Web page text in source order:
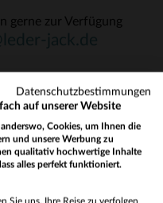
gerne zur Verfügung
PARTNER
Datenschutzbestimmungen
auf unserer Website
Cookies, um Ihnen die
und unsere Werbung zu
qualitativ hochwertige Inhalte
alles perfekt funktioniert.
Sie uns, Ihre Reise zu verfolgen